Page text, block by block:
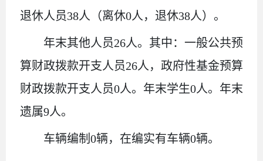
退休人员38人（离休0人，退休38人）。
年末其他人员26人。其中：一般公共预
算财政拨款开支人员26人，政府性基金预算
财政拨款开支人员0人。年末学生0人。年末
遗属9人。
车辆编制 0辆，在编实有车辆0辆。